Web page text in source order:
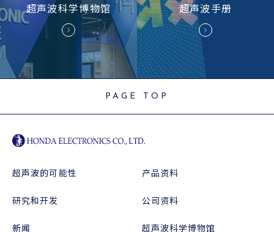
超声波科学博物馆 超声波手册
PAGE TOP
超声波的可能性 产品资料
研究和开发 公司资料
新闻 超声波科学博物馆